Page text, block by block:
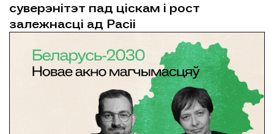
суверэнітэт пад ціскам і рост
залежнасці ад Расіі